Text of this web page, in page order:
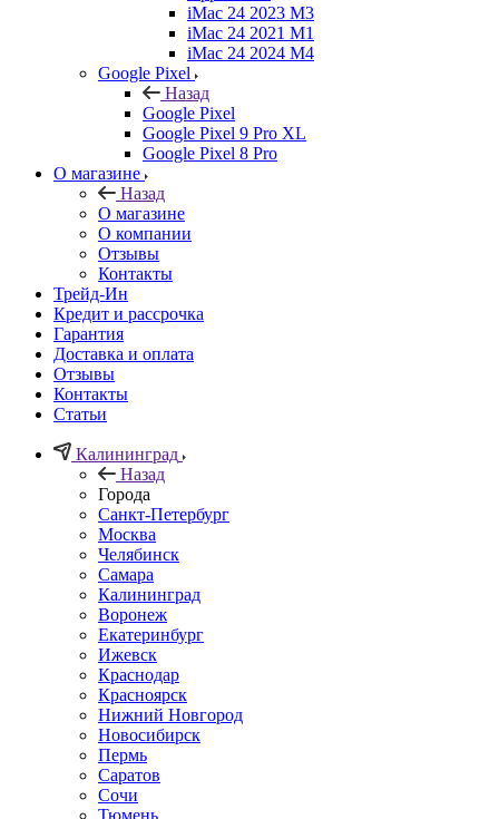
iMac 24 2023 M3
iMac 24 2021 M1
iMac 24 2024 M4
Google Pixel
Назад
Google Pixel
Google Pixel 9 Pro XL
Google Pixel 8 Pro
О магазине
Назад
О магазине
О компании
Отзывы
Контакты
Трейд-Ин
Кредит и рассрочка
Гарантия
Доставка и оплата
Отзывы
Контакты
Статьи
Калининград
Назад
Города
Санкт-Петербург
Москва
Челябинск
Самара
Калининград
Воронеж
Екатеринбург
Ижевск
Краснодар
Красноярск
Нижний Новгород
Новосибирск
Пермь
Саратов
Сочи
Тюмень